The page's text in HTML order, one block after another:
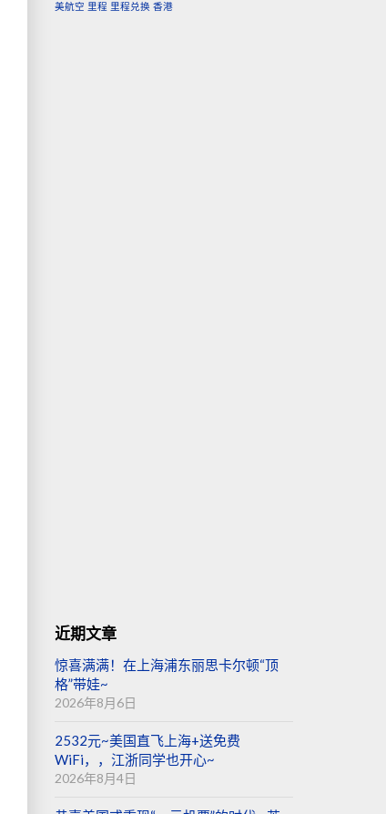
美航空 里程 里程兑换 香港
近期文章
惊喜满满！在上海浦东丽思卡尔顿“顶
格”带娃~
2026年8月6日
2532元~美国直飞上海+送免费
WiFi，，江浙同学也开心~
2026年8月4日